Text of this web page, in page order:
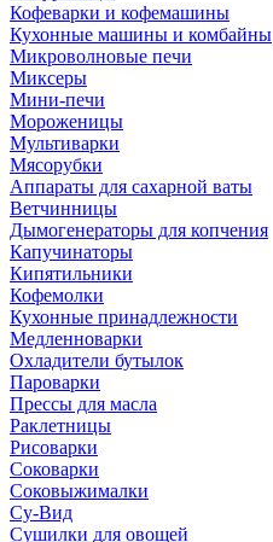
Кофеварки и кофемашины
Кухонные машины и комбайны
Микроволновые печи
Миксеры
Мини-печи
Мороженицы
Мультиварки
Мясорубки
Аппараты для сахарной ваты
Ветчинницы
Дымогенераторы для копчения
Капучинаторы
Кипятильники
Кофемолки
Кухонные принадлежности
Медленноварки
Охладители бутылок
Пароварки
Прессы для масла
Раклетницы
Рисоварки
Соковарки
Соковыжималки
Су-Вид
Сушилки для овощей